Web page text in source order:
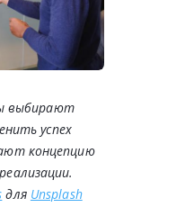
выбирают
успех
концепцию
для Unsplash